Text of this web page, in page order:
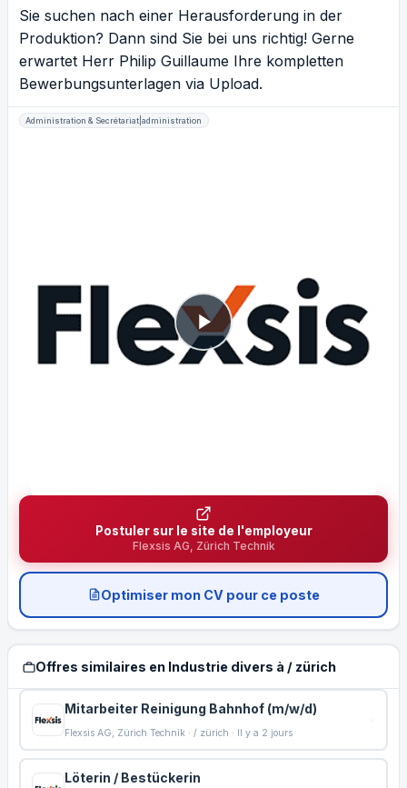
Sie suchen nach einer Herausforderung in der
Produktion? Dann sind Sie bei uns richtig! Gerne
erwartet Herr Philip Guillaume Ihre kompletten
Bewerbungsunterlagen via Upload.
Administration & Secrétariat|administration
Postuler sur le site de l'employeur
Flexsis AG, Zürich Technik
Optimiser mon CV pour ce poste
Offres similaires en Industrie divers à / zürich
Mitarbeiter Reinigung Bahnhof (m/w/d)
Flexsis AG, Zürich Technik · / zürich · Il y a 2 jours
Löterin / Bestückerin